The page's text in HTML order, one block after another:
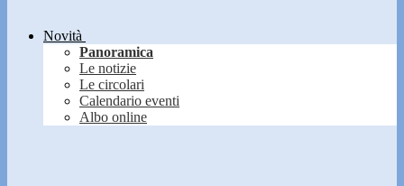
Novità
Panoramica
Le notizie
Le circolari
Calendario eventi
Albo online